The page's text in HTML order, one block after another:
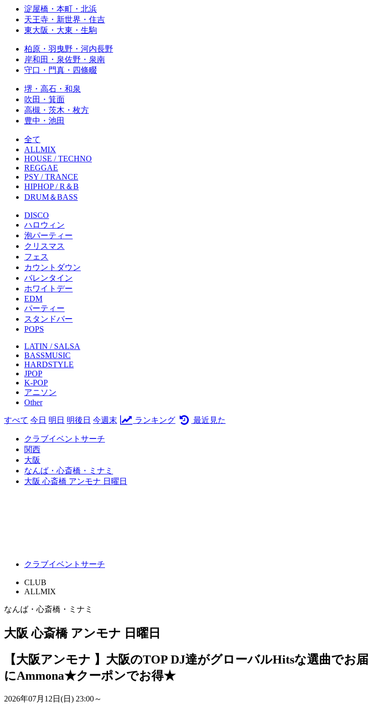
淀屋橋・本町・北浜
天王寺・新世界・住吉
東大阪・大東・生駒
柏原・羽曳野・河内長野
岸和田・泉佐野・泉南
守口・門真・四條畷
堺・高石・和泉
吹田・箕面
高槻・茨木・枚方
豊中・池田
全て
ALLMIX
HOUSE / TECHNO
REGGAE
PSY / TRANCE
HIPHOP / R＆B
DRUM＆BASS
DISCO
ハロウィン
泡パーティー
クリスマス
フェス
カウントダウン
バレンタイン
ホワイトデー
EDM
パーティー
スタンドバー
POPS
LATIN / SALSA
BASSMUSIC
HARDSTYLE
JPOP
K-POP
アニソン
Other
すべて 今日 明日 明後日 今週末 ランキング 最近見た
クラブイベントサーチ
関西
大阪
なんば・心斎橋・ミナミ
大阪 心斎橋 アンモナ 日曜日
クラブイベントサーチ
CLUB
ALLMIX
なんば・心斎橋・ミナミ
大阪 心斎橋 アンモナ 日曜日
【大阪アンモナ 】大阪のTOP DJ達がグローバルHitsな選曲でお
にAmmona★クーポンでお得★
2026年07月12日(日) 23:00～